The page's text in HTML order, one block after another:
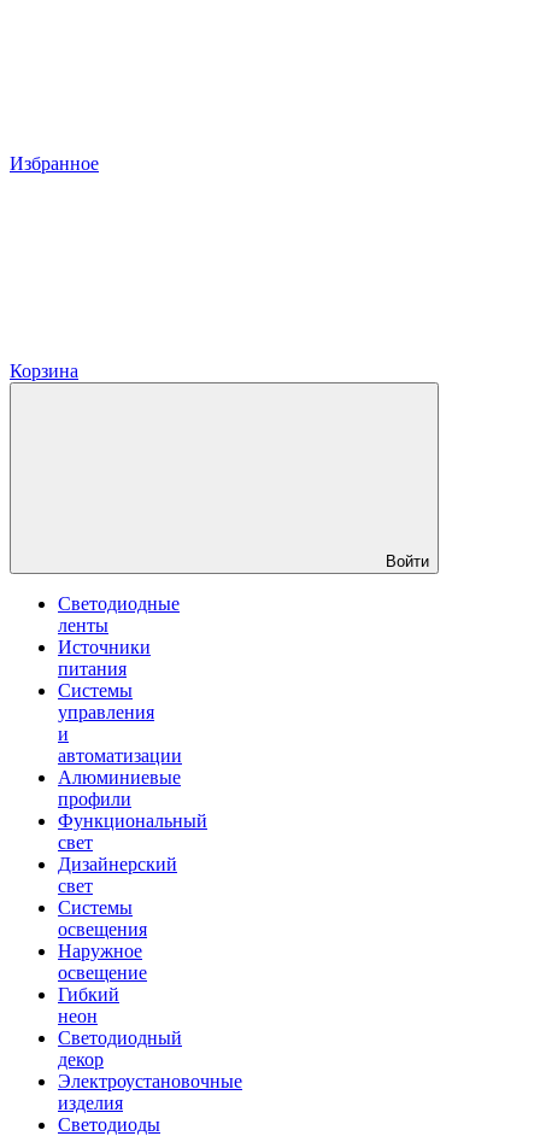
Избранное
Корзина
Войти
Светодиодные
ленты
Источники
питания
Системы
управления
и
автоматизации
Алюминиевые
профили
Функциональный
свет
Дизайнерский
свет
Системы
освещения
Наружное
освещение
Гибкий
неон
Светодиодный
декор
Электроустановочные
изделия
Светодиоды